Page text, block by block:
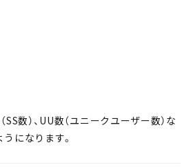
数）、UU数（ユニークユーザー数）な
になります。